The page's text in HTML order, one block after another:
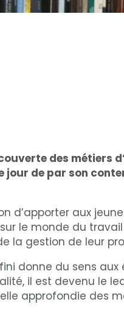
des métiers
de par son
d’apporter aux
le monde du
la gestion de leur
donne du sens
il est devenu le
approfondie des